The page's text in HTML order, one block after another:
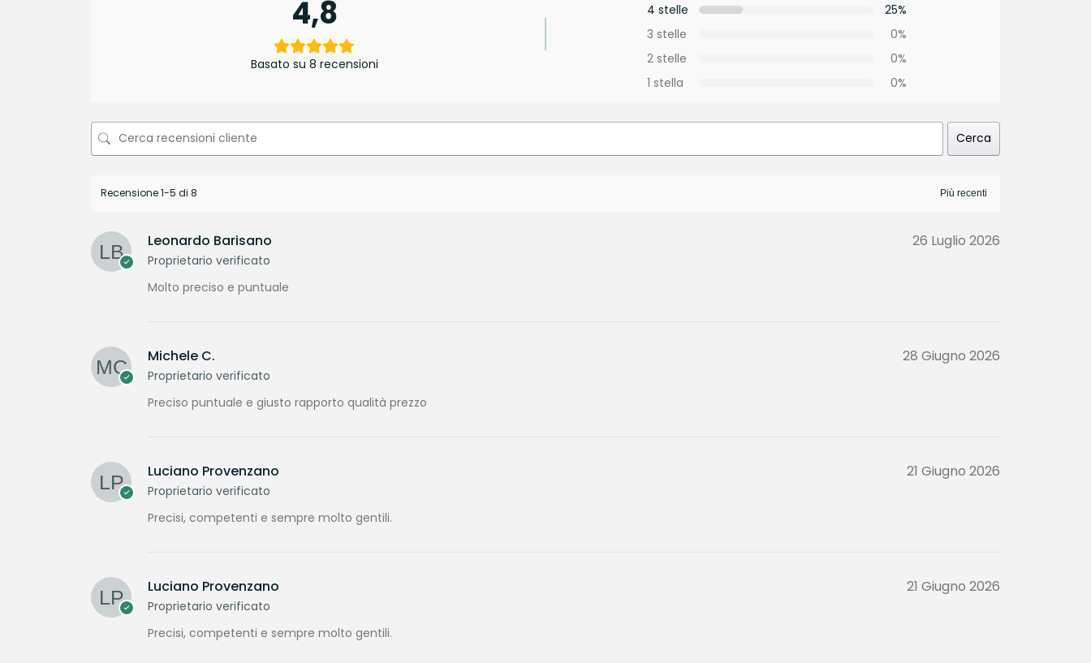
4,8
Basato su 8 recensioni
4 stelle
25%
3 stelle
0%
2 stelle
0%
1 stella
0%
Cerca
Recensione 1-5 di 8
Leonardo Barisano
Proprietario verificato
26 Luglio 2026
Molto preciso e puntuale
Michele C.
Proprietario verificato
28 Giugno 2026
Preciso puntuale e giusto rapporto qualità prezzo
Luciano Provenzano
Proprietario verificato
21 Giugno 2026
Precisi, competenti e sempre molto gentili.
Luciano Provenzano
Proprietario verificato
21 Giugno 2026
Precisi, competenti e sempre molto gentili.